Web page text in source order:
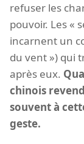
refuser les
pouvoir. Les «
incarnent un
du vent ») qui
après eux.
chinois
souvent à
geste.